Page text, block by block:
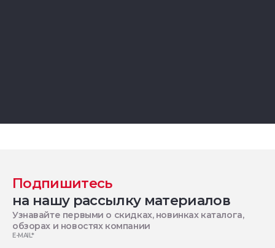
Подпишитесь
на нашу рассылку материалов
Узнавайте первыми о скидках, новинках каталога,
обзорах и новостях компании
E-MAIL*